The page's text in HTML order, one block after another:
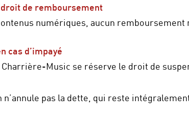
droit de remboursement
numériques, aucun
cas d’impayé
Charrière-Music se réserve le droit de
n’annule pas la dette, qui reste